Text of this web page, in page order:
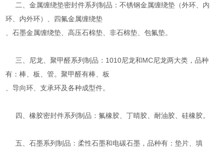
二、金属缠绕垫密封件系列制品：不锈钢金属缠绕垫（外环、内
环、内外环）、四氟金属缠绕垫
、石墨金属缠绕垫、高压石棉垫、非石棉垫、包氟垫。
三、尼龙、聚甲醛系列制品：1010尼龙和MC尼龙两大类，品种
有：棒、板、管。聚甲醛有棒、板
、导向环、支承环及各种成型件。
四、橡胶密封件系列制品：氟橡胶、丁晴胶、耐油胶、硅橡胶。
五、石墨系列制品：柔性石墨和电碳石墨，品种有：垫片、填